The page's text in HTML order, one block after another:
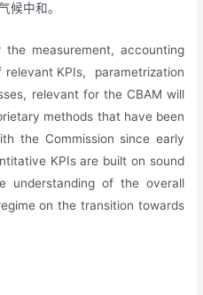
候中和。
measurement, accounting
KPIs, parametrization
relevant for the CBAM will
methods that have been
the Commission since early
KPIs are built on sound
understanding of the overall
on the transition towards